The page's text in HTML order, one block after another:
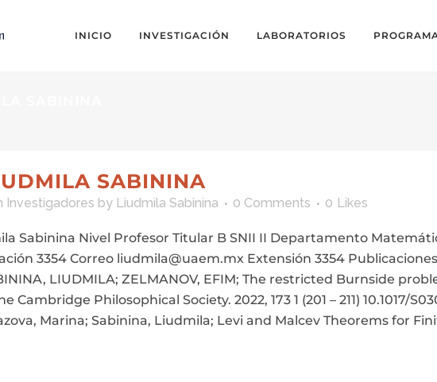
INICIO INVESTIGACIÓN LABORATORIOS
SABININA
Investigadores by Liudmila Sabinina 0 Comments 0 Likes
Sabinina Nivel Profesor Titular B SNII II Departamento
3354 Correo liudmila@uaem.mx Extensión 3354 Publicaciones
LIUDMILA; ZELMANOV, EFIM; The restricted Burnside
Cambridge Philosophical Society. 2022, 173 1 (201 – 211) 10.1017/
Marina; Sabinina, Liudmila; Levi and Malcev Theorems for